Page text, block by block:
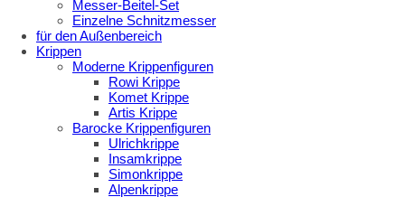
Messer-Beitel-Set
Einzelne Schnitzmesser
für den Außenbereich
Krippen
Moderne Krippenfiguren
Rowi Krippe
Komet Krippe
Artis Krippe
Barocke Krippenfiguren
Ulrichkrippe
Insamkrippe
Simonkrippe
Alpenkrippe